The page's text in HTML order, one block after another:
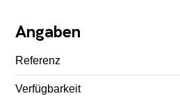
Angaben
Referenz
Verfügbarkeit